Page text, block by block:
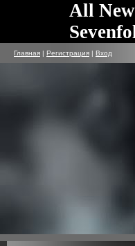
All
Главная | Регистрация | Вход